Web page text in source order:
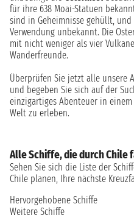
für ihre 638 Moai-Statuen
sind in Geheimnisse gehüllt,
Verwendung unbekannt. Die
mit nicht weniger als vier
Wanderfreunde.
Überprüfen Sie jetzt alle unsere
und begeben Sie sich auf der
einzigartiges Abenteuer in
Welt zu erleben.
Alle Schiffe, die durch Chile
Sehen Sie sich die Liste der
Chile planen, Ihre nächste
Hervorgehobene Schiffe
Weitere Schiffe